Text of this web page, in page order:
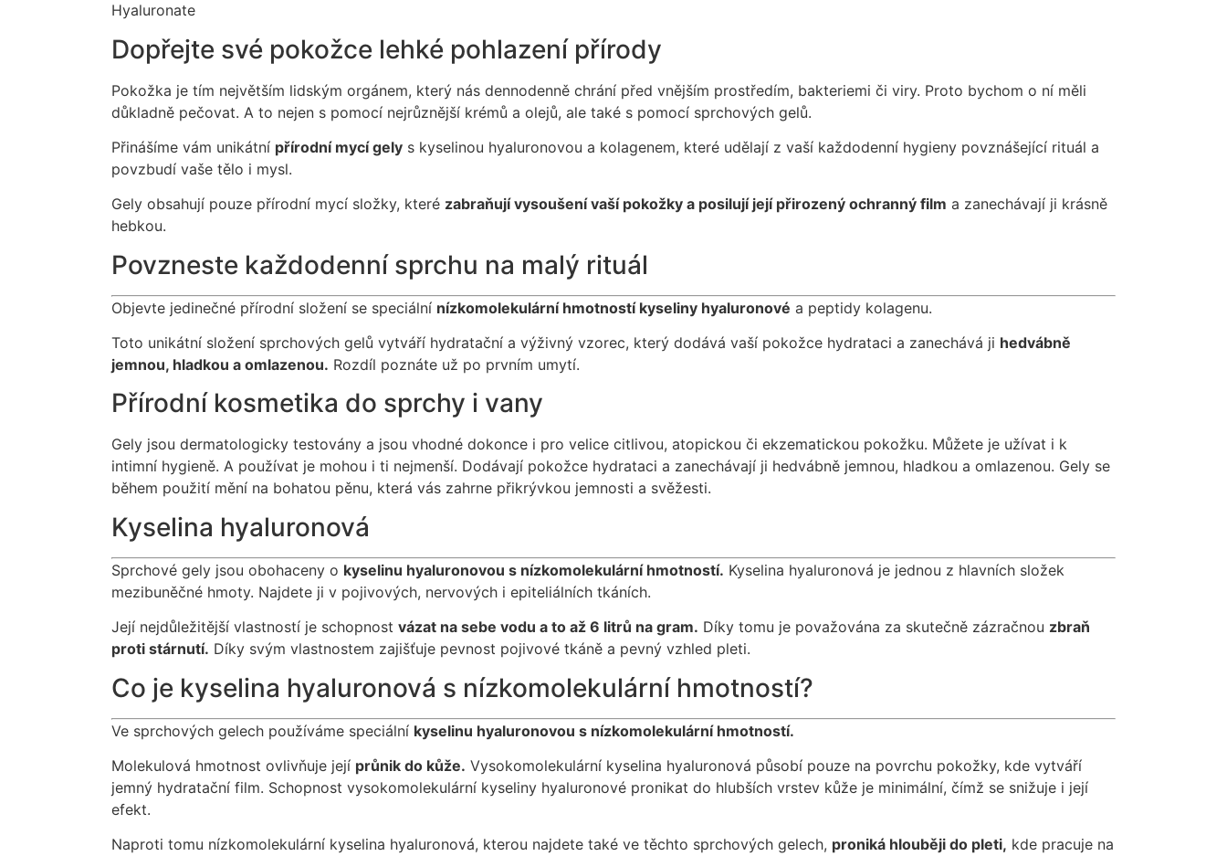
Hyaluronate
Dopřejte své pokožce lehké pohlazení přírody
Pokožka je tím největším lidským orgánem, který nás dennodenně chrání před vnějším prostředím, bakteriemi či viry. Proto bychom o ní měli
důkladně pečovat. A to nejen s pomocí nejrůznější krémů a olejů, ale také s pomocí sprchových gelů.
Přinášíme vám unikátní přírodní mycí gely s kyselinou hyaluronovou a kolagenem, které udělají z vaší každodenní hygieny povznášející rituál a
povzbudí vaše tělo i mysl.
Gely obsahují pouze přírodní mycí složky, které zabraňují vysoušení vaší pokožky a posilují její přirozený ochranný film a zanechávají ji krásně
hebkou.
Povzneste každodenní sprchu na malý rituál
Objevte jedinečné přírodní složení se speciální nízkomolekulární hmotností kyseliny hyaluronové a peptidy kolagenu.
Toto unikátní složení sprchových gelů vytváří hydratační a výživný vzorec, který dodává vaší pokožce hydrataci a zanechává ji hedvábně
jemnou, hladkou a omlazenou. Rozdíl poznáte už po prvním umytí.
Přírodní kosmetika do sprchy i vany
Gely jsou dermatologicky testovány a jsou vhodné dokonce i pro velice citlivou, atopickou či ekzematickou pokožku. Můžete je užívat i k
intimní hygieně. A používat je mohou i ti nejmenší. Dodávají pokožce hydrataci a zanechávají ji hedvábně jemnou, hladkou a omlazenou. Gely se
během použití mění na bohatou pěnu, která vás zahrne přikrývkou jemnosti a svěžesti.
Kyselina hyaluronová
Sprchové gely jsou obohaceny o kyselinu hyaluronovou s nízkomolekulární hmotností. Kyselina hyaluronová je jednou z hlavních složek
mezibuněčné hmoty. Najdete ji v pojivových, nervových i epiteliálních tkáních.
Její nejdůležitější vlastností je schopnost vázat na sebe vodu a to až 6 litrů na gram. Díky tomu je považována za skutečně zázračnou zbraň
proti stárnutí. Díky svým vlastnostem zajišťuje pevnost pojivové tkáně a pevný vzhled pleti.
Co je kyselina hyaluronová s nízkomolekulární hmotností?
Ve sprchových gelech používáme speciální kyselinu hyaluronovou s nízkomolekulární hmotností.
Molekulová hmotnost ovlivňuje její průnik do kůže. Vysokomolekulární kyselina hyaluronová působí pouze na povrchu pokožky, kde vytváří
jemný hydratační film. Schopnost vysokomolekulární kyseliny hyaluronové pronikat do hlubších vrstev kůže je minimální, čímž se snižuje i její
efekt.
Naproti tomu nízkomolekulární kyselina hyaluronová, kterou najdete také ve těchto sprchových gelech, proniká hlouběji do pleti, kde pracuje na